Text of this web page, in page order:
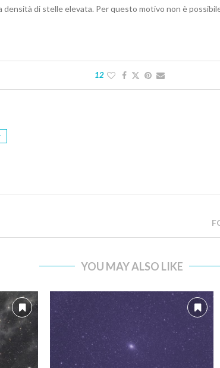
densità di stelle elevata. Per questo motivo non è
12
YOU MAY ALSO LIKE